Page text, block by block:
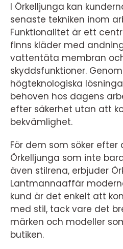
I Örkelljunga kan
senaste tekniken inom
Funktionalitet är ett
finns kläder med
vattentäta membran
skyddsfunktioner.
högteknologiska
behoven hos dagens
efter säkerhet utan att
bekvämlighet.
För dem som söker efter
Örkelljunga som inte
även stilrena, erbjuder
Lantmannaaffär
kund är det enkelt att
med stil, tack vare det
märken och modeller
butiken.